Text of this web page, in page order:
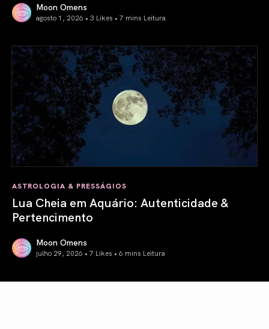
Moon Omens
agosto 1, 2026 • 3 Likes • 7 mins Leitura
ASTROLOGIA & PRESSÁGIOS
Lua Cheia em Aquário: Autenticidade &
Pertencimento
Moon Omens
julho 29, 2026 • 7 Likes • 6 mins Leitura